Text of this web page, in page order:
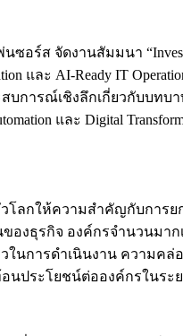
ส จัดงานสัมมนา
ละ AI-Ready IT
ารณ์เชิงลึกเกี่ยวกับบทบา
และ Digital
โลกให้ความสำคัญกับการ
องธุรกิจ องค์กรจำนวนมา
นการดำเนินงาน ความคล่
ประโยชน์ต่อองค์กรในระ